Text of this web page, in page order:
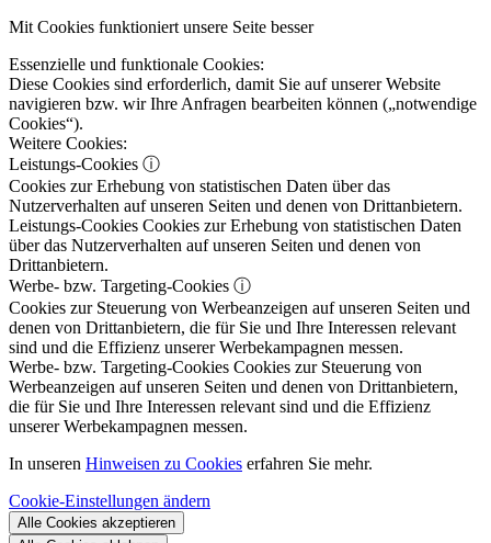
Mit Cookies funktioniert unsere Seite besser
Essenzielle und funktionale Cookies:
Diese Cookies sind erforderlich, damit Sie auf unserer Website
navigieren bzw. wir Ihre Anfragen bearbeiten können („notwendige
Cookies“).
Weitere Cookies:
Leistungs-Cookies ⓘ
Cookies zur Erhebung von statistischen Daten über das
Nutzerverhalten auf unseren Seiten und denen von Drittanbietern.
Leistungs-Cookies Cookies zur Erhebung von statistischen Daten
über das Nutzerverhalten auf unseren Seiten und denen von
Drittanbietern.
Werbe- bzw. Targeting-Cookies ⓘ
Cookies zur Steuerung von Werbeanzeigen auf unseren Seiten und
denen von Drittanbietern, die für Sie und Ihre Interessen relevant
sind und die Effizienz unserer Werbekampagnen messen.
Werbe- bzw. Targeting-Cookies Cookies zur Steuerung von
Werbeanzeigen auf unseren Seiten und denen von Drittanbietern,
die für Sie und Ihre Interessen relevant sind und die Effizienz
unserer Werbekampagnen messen.
In unseren Hinweisen zu Cookies erfahren Sie mehr.
Cookie-Einstellungen ändern
Alle Cookies akzeptieren